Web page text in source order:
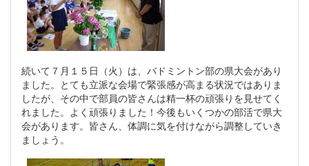
続いて７月１５日（火）は、バドミントン部の県大会があり
ました。とても立派な会場で緊張感が高まる状況ではありま
したが、その中で部員の皆さんは精一杯の頑張りを見せてく
れました。よく頑張りました！今後もいくつかの部活で県大
会があります。皆さん、体調に気を付けながら調整していき
ましょう。